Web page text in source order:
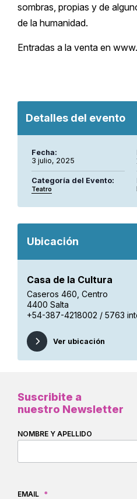
sombras, propias y de
de la humanidad.
Entradas a la venta en
Detalles del evento
Fecha:
3 julio, 2025
Categoría del Evento:
Teatro
Ubicación
Casa de la Cultura
Caseros 460, Centro
4400 Salta
+54-387-4218002 / 5763
Ver ubicación
Suscribite a
nuestro Newsletter
NOMBRE Y APELLIDO
EMAIL *